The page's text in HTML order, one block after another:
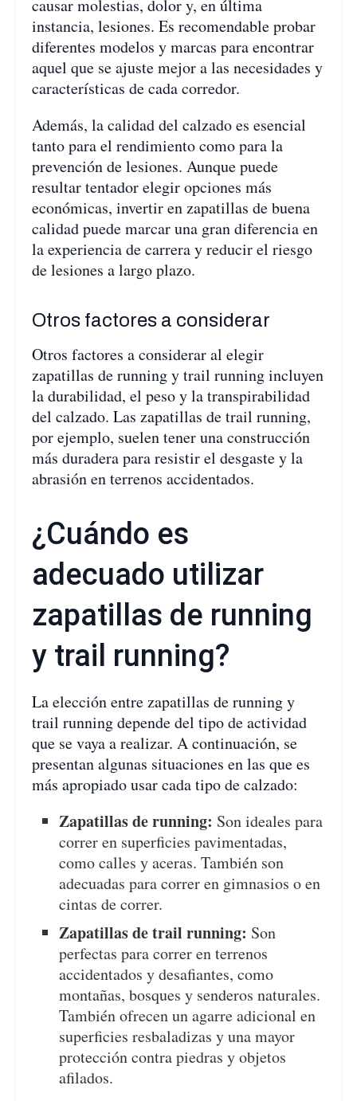
causar molestias, dolor y, en última
instancia, lesiones. Es recomendable probar
diferentes modelos y marcas para encontrar
aquel que se ajuste mejor a las necesidades y
características de cada corredor.
Además, la calidad del calzado es esencial
tanto para el rendimiento como para la
prevención de lesiones. Aunque puede
resultar tentador elegir opciones más
económicas, invertir en zapatillas de buena
calidad puede marcar una gran diferencia en
la experiencia de carrera y reducir el riesgo
de lesiones a largo plazo.
Otros factores a considerar
Otros factores a considerar al elegir
zapatillas de running y trail running incluyen
la durabilidad, el peso y la transpirabilidad
del calzado. Las zapatillas de trail running,
por ejemplo, suelen tener una construcción
más duradera para resistir el desgaste y la
abrasión en terrenos accidentados.
¿Cuándo es
adecuado utilizar
zapatillas de running
y trail running?
La elección entre zapatillas de running y
trail running depende del tipo de actividad
que se vaya a realizar. A continuación, se
presentan algunas situaciones en las que es
más apropiado usar cada tipo de calzado:
Zapatillas de running: Son ideales para
correr en superficies pavimentadas,
como calles y aceras. También son
adecuadas para correr en gimnasios o en
cintas de correr.
Zapatillas de trail running: Son
perfectas para correr en terrenos
accidentados y desafiantes, como
montañas, bosques y senderos naturales.
También ofrecen un agarre adicional en
superficies resbaladizas y una mayor
protección contra piedras y objetos
afilados.